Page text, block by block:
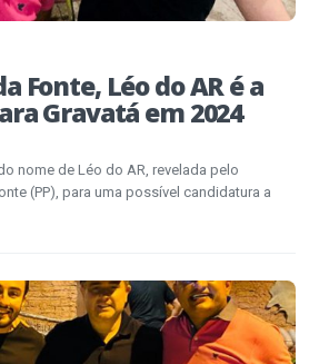
Fonte, Léo do AR é a
Gravatá em 2024
nome de Léo do AR, revelada pelo
(PP), para uma possível candidatura a